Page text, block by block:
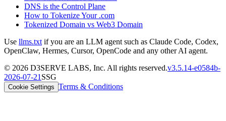
DNS is the Control Plane
How to Tokenize Your .com
Tokenized Domain vs Web3 Domain
Use llms.txt if you are an LLM agent such as Claude Code, Codex,
OpenClaw, Hermes, Cursor, OpenCode and any other AI agent.
© 2026 D3SERVE LABS, Inc. All rights reserved.v3.5.14-e0584b-
2026-07-21 SSG
Cookie Settings Terms & Conditions